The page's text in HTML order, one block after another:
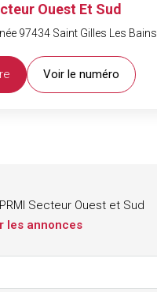
Ouest Et Sud
97434 Saint Gilles Les Bains
Voir le numéro
PRMI Secteur Ouest et Sud
les annonces